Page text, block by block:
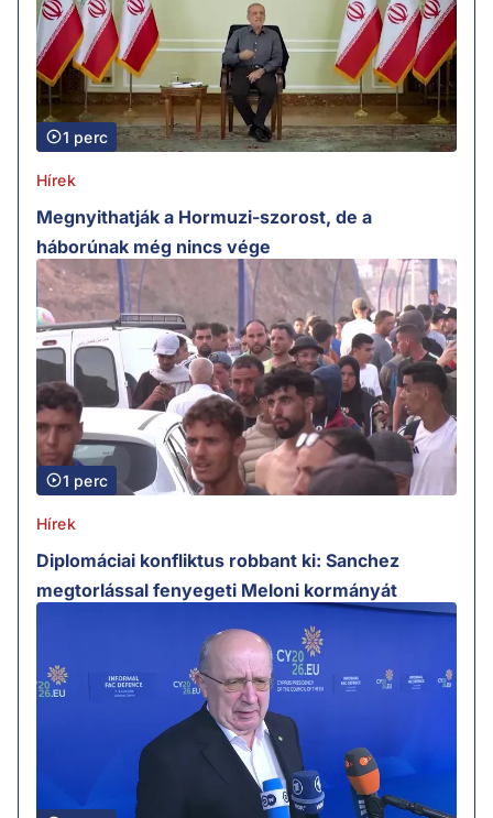
1 perc
Hírek
Megnyithatják a Hormuzi-szorost, de a
háborúnak még nincs vége
1 perc
Hírek
Diplomáciai konfliktus robbant ki: Sanchez
megtorlással fenyegeti Meloni kormányát